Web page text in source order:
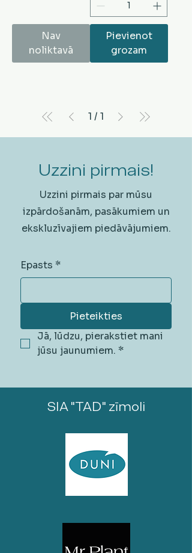
Nav
noliktavā
Pievienot
grozam
1 / 1
Uzzini pirmais!
Uzzini pirmais par mūsu
izpārdošanām, pasākumiem un
ekskluzīvajiem piedāvājumiem.
Epasts *
Pieteikties
Jā, lūdzu, pierakstiet mani
jūsu jaunumiem. *
SIA "TAD" zīmoli